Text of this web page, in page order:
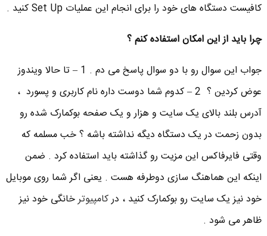
کافیست دستگاه های خود را برای انجام این عملیات Set Up کنید .
چرا باید از این امکان استفاده کنم ؟
جواب این سوال رو با دو سوال پاسخ می دم . 1 – تا حالا ویندوز
عوض کردین ؟ 2 – کدوم شما دوست داره نام کاربری و پسورد ،
آدرس بلند بالای یک سایت و هزار و یک صفحه بوکمارک شده رو
بدون زحمت در یک دستگاه دیگه نداشته باشه ؟ خب مسلمه که
وقتی فایرفاکس این مزیت رو گذاشته باید استفاده کرد . ضمن
اینکه این هماهنگ سازی دوطرفه هست . یعنی اگر شما روی موبایل
خود نیز یک سایت رو بوکمارک کنید ، درکامپیوترخانگی خود نیز
ظاهر می شود .